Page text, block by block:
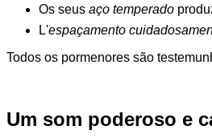
Os seus aço temperado
L'espaçamento
Todos os pormenores são
Um som poderoso e